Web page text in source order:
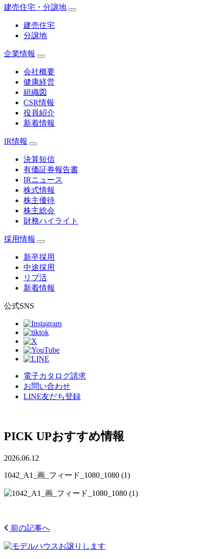
建売住宅・分譲地
建売住宅
分譲地
企業情報
会社概要
健康経営
組織図
CSR情報
役員紹介
新着情報
IR情報
決算短信
有価証券報告書
IRニュース
株式情報
株主優待
株主総会
財務ハイライト
採用情報
新卒採用
中途採用
リブ活
新着情報
公式SNS
電子カタログ請求
お問い合わせ
LINE友だち登録
PICK UPおすすめ情報
2026.06.12
1042_A1_画_フィード_1080_1080 (1)
前の記事へ